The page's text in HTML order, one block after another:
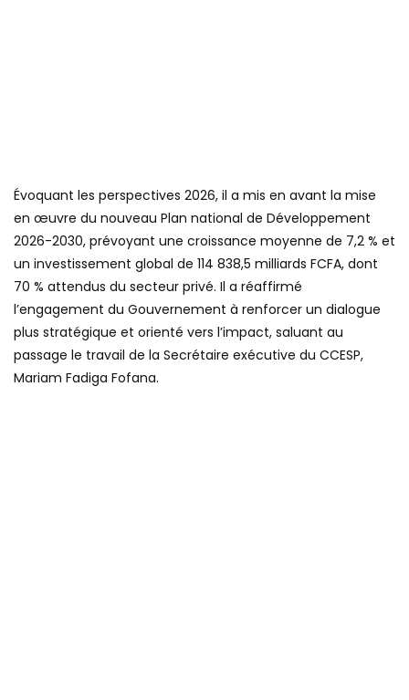
Évoquant les perspectives 2026, il a mis en avant la mise
en œuvre du nouveau Plan national de Développement
2026-2030, prévoyant une croissance moyenne de 7,2 % et
un investissement global de 114 838,5 milliards FCFA, dont
70 % attendus du secteur privé. Il a réaffirmé
l’engagement du Gouvernement à renforcer un dialogue
plus stratégique et orienté vers l’impact, saluant au
passage le travail de la Secrétaire exécutive du CCESP,
Mariam Fadiga Fofana.